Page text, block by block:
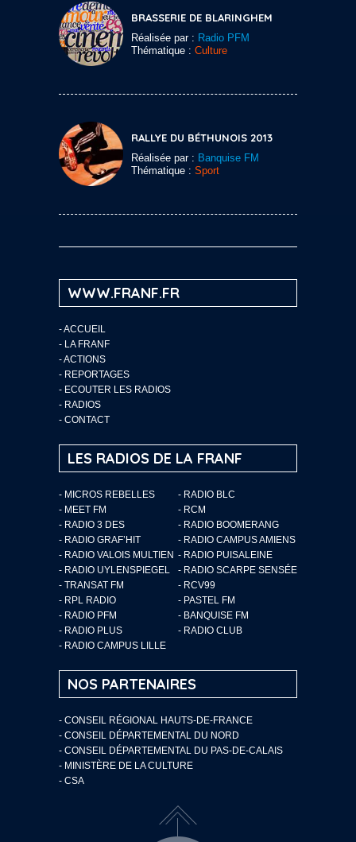
BRASSERIE DE BLARINGHEM
Réalisée par : Radio PFM
Thématique : Culture
RALLYE DU BÉTHUNOIS 2013
Réalisée par : Banquise FM
Thématique : Sport
WWW.FRANF.FR
-ACCUEIL
- LA FRANF
-ACTIONS
- REPORTAGES
- ECOUTER LES RADIOS
- RADIOS
- CONTACT
LES RADIOS DE LA FRANF
- MICROS REBELLES
- RADIO BLC
- MEET FM
- RCM
- RADIO 3 DES
- RADIO BOOMERANG
- RADIO GRAF’HIT
- RADIO CAMPUS AMIENS
- RADIO VALOIS MULTIEN - RADIO PUISALEINE
- RADIO UYLENSPIEGEL
- RADIO SCARPE SENSÉE
- TRANSAT FM
- RCV99
- RPL RADIO
- PASTEL FM
- RADIO PFM
- BANQUISE FM
- RADIO PLUS
- RADIO CLUB
- RADIO CAMPUS LILLE
NOS PARTENAIRES
- CONSEIL RÉGIONAL HAUTS-DE-FRANCE
- CONSEIL DÉPARTEMENTAL DU NORD
- CONSEIL DÉPARTEMENTAL DU PAS-DE-CALAIS
- MINISTÈRE DE LA CULTURE
- CSA